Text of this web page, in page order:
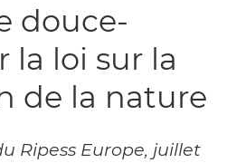
douce-
la loi sur la
de la nature
Ripess Europe, juillet